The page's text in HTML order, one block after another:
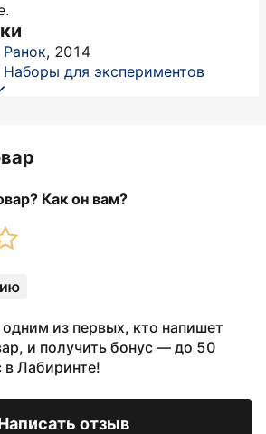
Ранок, 2014
Наборы для экспериментов
Как он вам?
из первых, кто напишет
и получить бонус — до 50
в Лабиринте!
отзыв